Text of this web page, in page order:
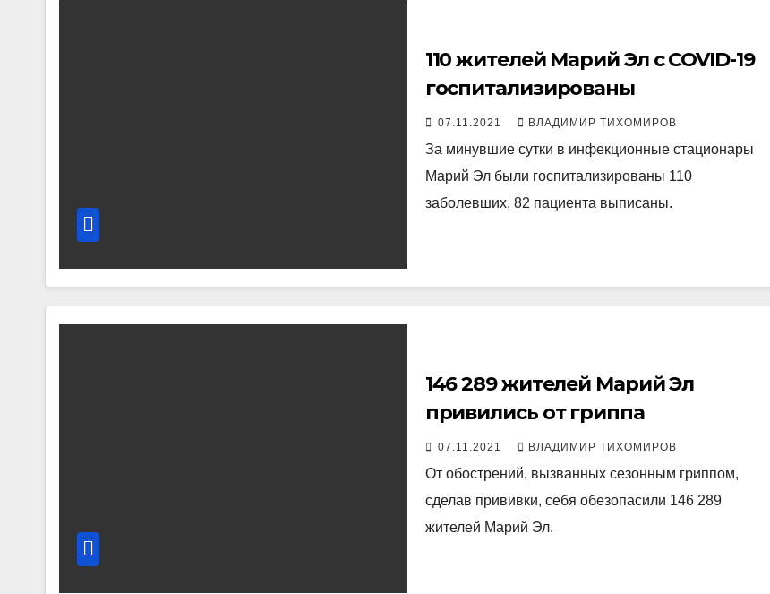
110 жителей Марий Эл с COVID-19
госпитализированы
07.11.2021 ВЛАДИМИР ТИХОМИРОВ
За минувшие сутки в инфекционные стационары
Марий Эл были госпитализированы 110
заболевших, 82 пациента выписаны.
146 289 жителей Марий Эл
привились от гриппа
07.11.2021 ВЛАДИМИР ТИХОМИРОВ
От обострений, вызванных сезонным гриппом,
сделав прививки, себя обезопасили 146 289
жителей Марий Эл.